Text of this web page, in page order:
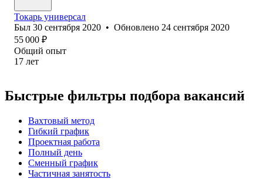
Токарь универсал
Был 30 сентября 2020 • Обновлено 24 сентября 2020
55 000 ₽
Общий опыт
17 лет
Быстрые фильтры подбора вакансий
Вахтовый метод
Гибкий график
Проектная работа
Полный день
Сменный график
Частичная занятость